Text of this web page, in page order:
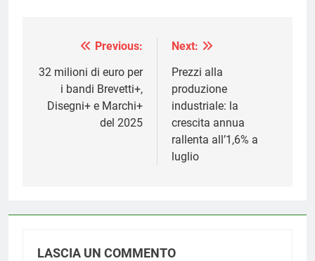
Navigazione
articoli
Previous:
32 milioni di euro per
i bandi Brevetti+,
Disegni+ e Marchi+
del 2025
Next:
Prezzi alla
produzione
industriale: la
crescita annua
rallenta all’1,6% a
luglio
LASCIA UN COMMENTO